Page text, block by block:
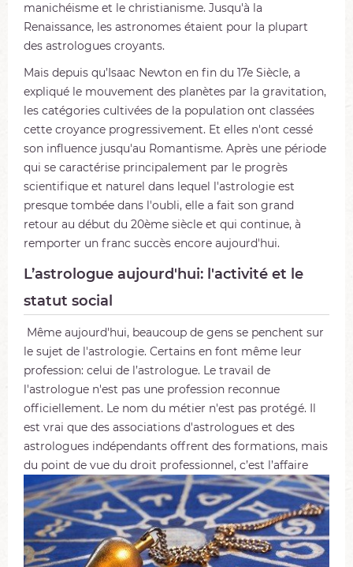
manichéisme et le christianisme. Jusqu'à la
Renaissance, les astronomes étaient pour la plupart
des astrologues croyants.
Mais depuis qu’Isaac Newton en fin du 17e Siècle, a
expliqué le mouvement des planètes par la gravitation,
les catégories cultivées de la population ont classées
cette croyance progressivement. Et elles n'ont cessé
son influence jusqu'au Romantisme. Après une période
qui se caractérise principalement par le progrès
scientifique et naturel dans lequel l'astrologie est
presque tombée dans l'oubli, elle a fait son grand
retour au début du 20ème siècle et qui continue, à
remporter un franc succès encore aujourd'hui.
L’astrologue aujourd'hui: l'activité et le
statut social
Même aujourd'hui, beaucoup de gens se penchent sur
le sujet de l'astrologie. Certains en font même leur
profession: celui de l’astrologue. Le travail de
l'astrologue n'est pas une profession reconnue
officiellement. Le nom du métier n'est pas protégé. Il
est vrai que des associations d'astrologues et des
astrologues indépendants offrent des formations, mais
du point de vue du droit professionnel, c’est l’affaire